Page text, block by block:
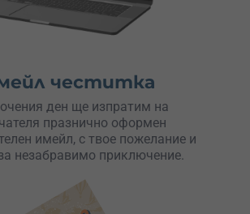
честитка
ден ще изпратим на
празнично оформен
имейл, с твое пожелание и
незабравимо приключение.